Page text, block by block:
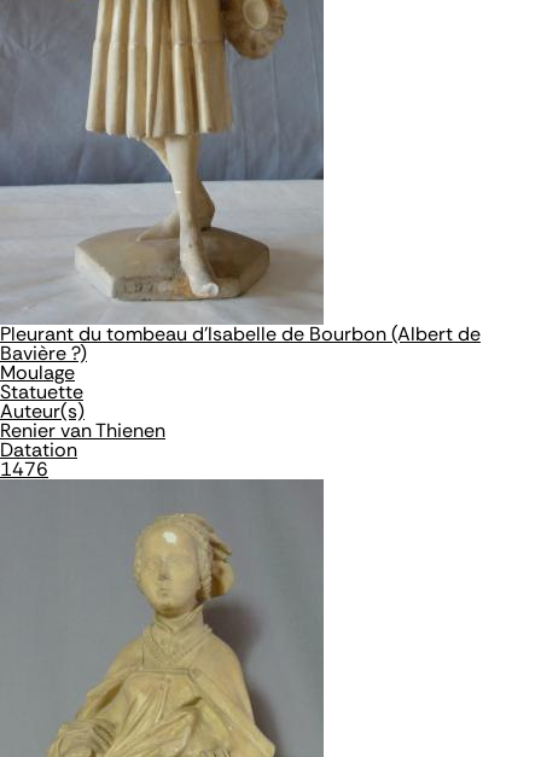
Pleurant du tombeau d'Isabelle de Bourbon (Albert de
Bavière ?)
Moulage
Statuette
Auteur(s)
Renier van Thienen
Datation
1476